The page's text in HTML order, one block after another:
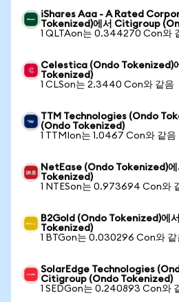
iShares Aaa - A Rated
Tokenized)에서 Citigroup
1 QLTAon는 0.344270 Con와
Celestica (Ondo Tokenized)
Tokenized)
1 CLSon는 2.3440 Con와 같음
TTM Technologies (Ondo
(Ondo Tokenized)
1 TTMIon는 1.0467 Con와 같음
NetEase (Ondo Tokenized)
Tokenized)
1 NTESon는 0.973694 Con와
B2Gold (Ondo Tokenized)에
Tokenized)
1 BTGon는 0.030296 Con와 같
SolarEdge Technologies
Citigroup (Ondo Tokenized)
1 SEDGon는 0.240893 Con와